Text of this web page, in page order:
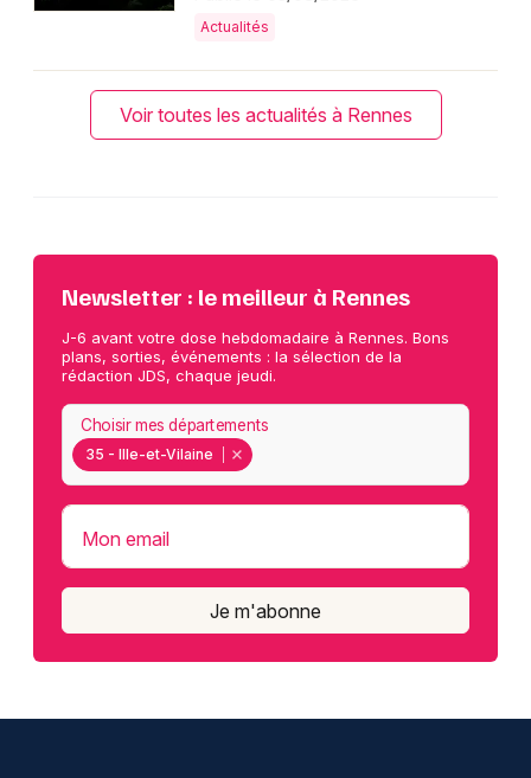
Actualités
Voir toutes les actualités à Rennes
Newsletter : le meilleur à Rennes
J-6 avant votre dose hebdomadaire à Rennes. Bons
plans, sorties, événements : la sélection de la
rédaction JDS, chaque jeudi.
35 - Ille-et-Vilaine
Choisir mes départements
Mon email
Je m'abonne